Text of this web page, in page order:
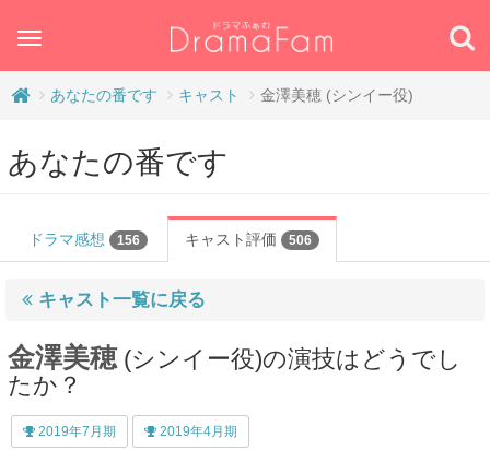
Toggle
あなたの番です
キャスト 金澤美穂 (シンイー役)
あなたの番です
ドラマ感想 156 キャスト評価 506
キャスト一覧に戻る
金澤美穂(シンイー役)の演技はどうでし
たか？
2019年7月期 2019年4月期